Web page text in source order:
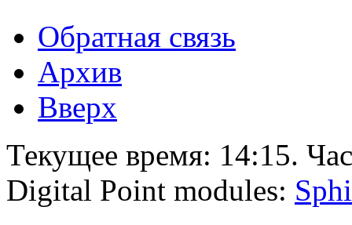
Обратная связь
Архив
Вверх
Текущее время: 14:15.
Digital Point modules: